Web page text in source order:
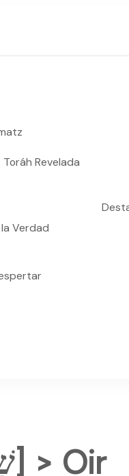
Toráh Revelada
Verdad
SHAMÁ [שָׁמַע] > Oir